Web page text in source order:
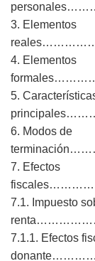
3. Elementos
4. Elementos
5.
6. Modos de
7. Efectos
7.1. Impuesto
7.1.1. Efectos